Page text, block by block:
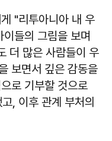
"리투아니아 내 우
들의 그림을 보며
더 많은 사람들이 우
보면서 깊은 감동을
로 기부할 것으로
, 이후 관계 부처의